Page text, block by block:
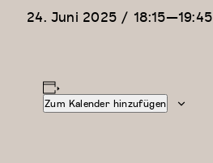
24. Juni 2025 / 18:15—19:45
Zum Kalender hinzufügen